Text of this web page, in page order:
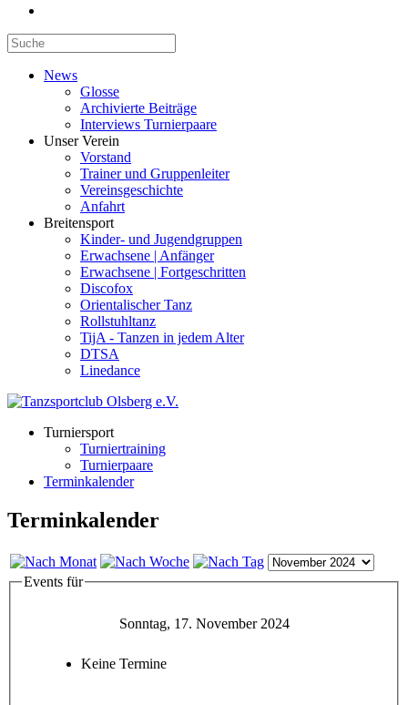
News
Glosse
Archivierte Beiträge
Interviews Turnierpaare
Unser Verein
Vorstand
Trainer und Gruppenleiter
Vereinsgeschichte
Anfahrt
Breitensport
Kinder- und Jugendgruppen
Erwachsene | Anfänger
Erwachsene | Fortgeschritten
Discofox
Orientalischer Tanz
Rollstuhltanz
TijA - Tanzen in jedem Alter
DTSA
Linedance
Turniersport
Turniertraining
Turnierpaare
Terminkalender
Terminkalender
Events für
Sonntag, 17. November 2024
Keine Termine